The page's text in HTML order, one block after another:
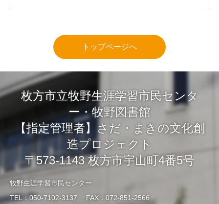
トップページへ
枚方市立牧野生涯学習市民センタ
ー・牧野図書館
【指定管理者】さだ・まきの文化創
造プロジェクト
〒573-1143 枚方市宇山町4番5号
牧野生涯学習市民センター
TEL：050-7102-3137 FAX：072-851-2566